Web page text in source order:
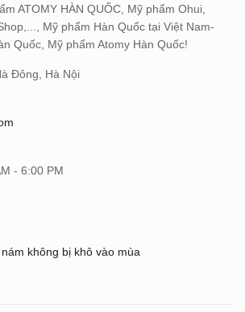
ATOMY HÀN QUỐC, Mỹ phẩm Ohui,
Mỹ phẩm Hàn Quốc tại Việt Nam-
Quốc, Mỹ phẩm Atomy Hàn Quốc!
Đông, Hà Nội
- 6:00 PM
không bị khô vào mùa